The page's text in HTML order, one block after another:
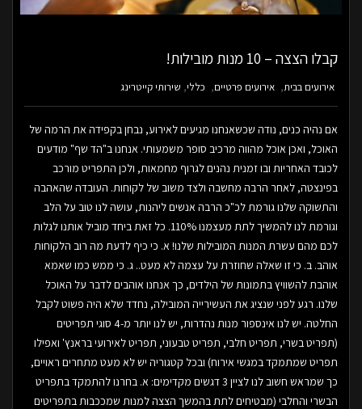
קבלו הצצה – 10 מנות מובילות!
אירועים בבית אירועים פרטיים כללי שירותי קייטרינג
אם נהיה כנים, נודה שכשאנחנו מגיעים לאירוע, נבחן בקפידה את הרמה של
האוכל, ואכן אוכל מהווה מרכיב סופר משמעותי. אנחנו ב"הד שף" מודעים
לכובד האחריות ובו זמנית נהנים לגרוף מחמאות, ולכן התפריט מורכב
בפינצטה, לאחר הרבה מחשבה ולצד משוב של לקוחות. העובדה שהאהבה
והתשוקה שלנו גורמת לכ"כ הרבה אנשים ליהנות, עושה לנו טוב על הלב
וגורמת לנו להמשיך לתת מעצמנו 110%. כל זאת ביחד מוביל אותנו לגלות
לכם מהם עשרת המנות המובילות שלנו! א. כי כיף לדעת מה רוב הלקוחות
אוהב. ב. כי זו שאלה שחוזרת על עצמה לא מעט.. ג. כי ממש כמו שאמא
אוהבת להשוויץ בתמונות של הילדים, כך אנחנו אוהבים לדבר על האוכל
שלנו. רגע לפני שנציג את העשירייה המובילה, נחדד שלא היה פשוט לקבל
החלטה. יש לנו אינספור מנות נהדרות, יש לנו יותר מ-4 סוגי תפריטים
(תפריט בשרי, תפריט חלבי, תפריט טבעוני, תפריט לאירועי בראנץ' ואפילו
תפריט שמתמקד במגשי אירוח) ובכל קטגוריה יש לא מעט מתחרים ראויים,
כך שמראש חשוב לנו לציין 3 דגשים מקדימים: א. בחרנו להתמקד בתפריט
הבשרי והחלבי (מבטיחים לתת בהמשך הצצה למנות שמככבות בתפריטים